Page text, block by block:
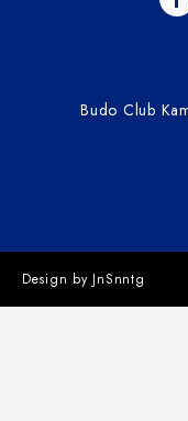
Budo Club
Design by JnSnntg